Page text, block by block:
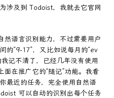
涉及到 Todoist，我就去它官网
然语言识别能力，不过需要用户
的“9-17”，又比如说每月的“ev
记不清了，已经几年没有使用
在推广它的“随记”功能。我看
最近的任务，完全使用自然语
可以自动的识别出每个任务